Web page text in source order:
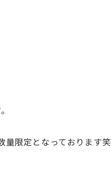
限定となっております笑